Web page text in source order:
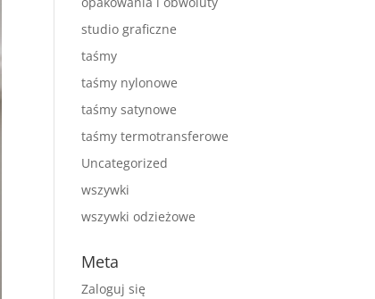
studio graficzne
taśmy
taśmy nylonowe
taśmy satynowe
taśmy termotransferowe
Uncategorized
wszywki
wszywki odzieżowe
Meta
Zaloguj się